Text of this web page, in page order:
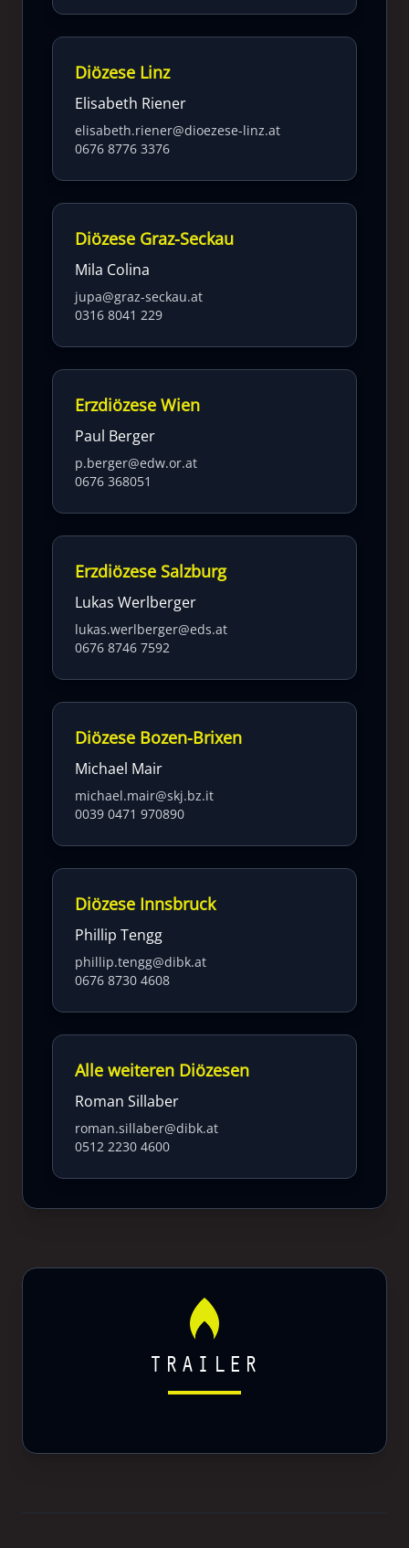
Diözese Linz
Elisabeth Riener
elisabeth.riener@dioezese-linz.at
0676 8776 3376
Diözese Graz-Seckau
Mila Colina
jupa@graz-seckau.at
0316 8041 229
Erzdiözese Wien
Paul Berger
p.berger@edw.or.at
0676 368051
Erzdiözese Salzburg
Lukas Werlberger
lukas.werlberger@eds.at
0676 8746 7592
Diözese Bozen-Brixen
Michael Mair
michael.mair@skj.bz.it
0039 0471 970890
Diözese Innsbruck
Phillip Tengg
phillip.tengg@dibk.at
0676 8730 4608
Alle weiteren Diözesen
Roman Sillaber
roman.sillaber@dibk.at
0512 2230 4600
TRAILER